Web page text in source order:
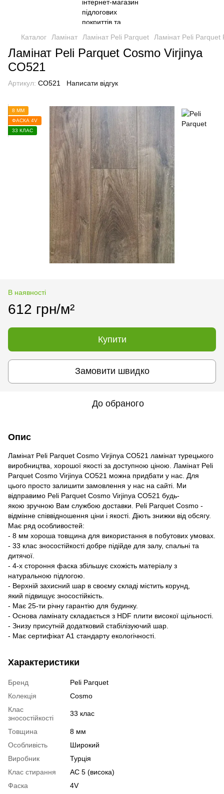
Каталог Ламінат Ламінат Peli Parquet Ламінат Peli Parquet
Ламінат Peli Parquet Cosmo Virjinya
CO521
Артикул: CO521 Написати відгук
8 ММ
ФАСКА 4V
33 КЛАС
В наявності
612 грн/м²
Купити
Замовити швидко
До обраного
Опис
Ламінат Peli Parquet Cosmo Virjinya CO521 ламінат турецького
виробництва, хорошої якості за доступною ціною. Ламінат Peli
Parquet Cosmo Virjinya CO521 можна придбати у нас. Для
цього просто залишити замовлення у нас на сайті. Ми
відправимо Peli Parquet Cosmo Virjinya CO521 будь-
якою зручною Вам службою доставки. Peli Parquet Cosmo -
відмінне співвідношення ціни і якості. Діють знижки від обсягу.
Має ряд особливостей:
- 8 мм хороша товщина для використання в побутових умовах.
- 33 клас зносостійкості добре підійде для залу, спальні та
дитячої.
- 4-х стороння фаска збільшує схожість матеріалу з
натуральною підлогою.
- Верхній захисний шар в своєму складі містить корунд,
який підвищує зносостійкість.
- Має 25-ти річну гарантію для будинку.
- Основа ламінату складається з HDF плити високої щільності.
- Знизу присутній додатковий стабілізуючий шар.
- Має сертифікат А1 стандарту екологічності.
Характеристики
Бренд
Peli Parquet
Колекція
Cosmo
Клас
зносостійкості
33 клас
Товщина
8 мм
Особливість
Широкий
Виробник
Турція
Клас стирання
АС 5 (висока)
Фаска
4V